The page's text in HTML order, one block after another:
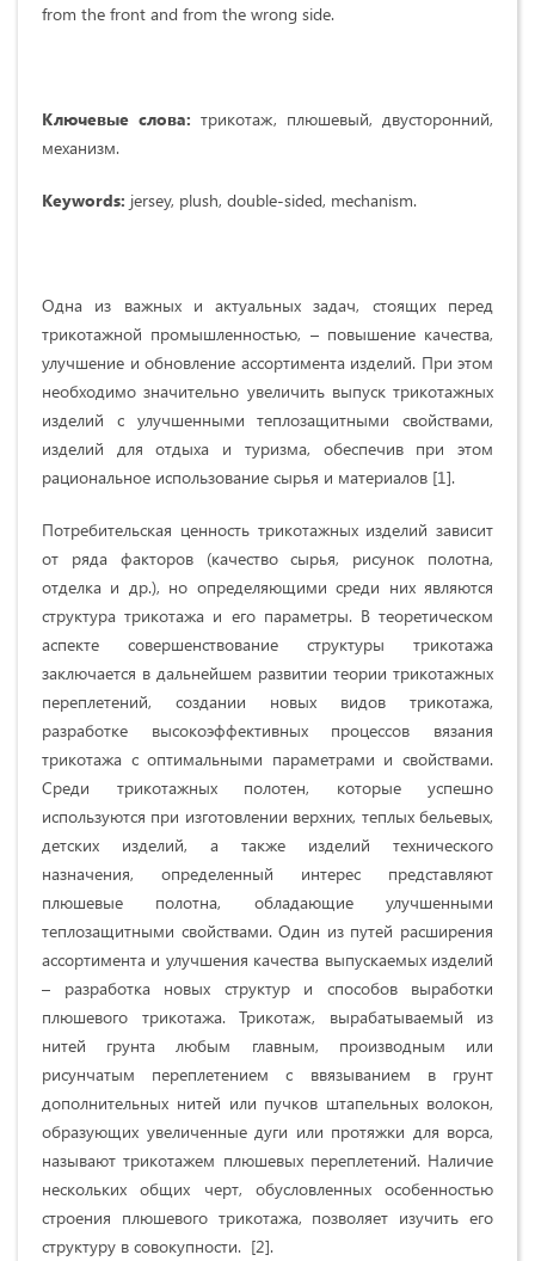
from the front and from the wrong side.
Ключевые слова: трикотаж, плюшевый, двусторонний,
механизм.
Keywords: jersey, plush, double-sided, mechanism.
Одна из важных и актуальных задач, стоящих перед
трикотажной промышленностью, – повышение качества,
улучшение и обновление ассортимента изделий. При этом
необходимо значительно увеличить выпуск трикотажных
изделий с улучшенными теплозащитными свойствами,
изделий для отдыха и туризма, обеспечив при этом
рациональное использование сырья и материалов [1].
Потребительская ценность трикотажных изделий зависит
от ряда факторов (качество сырья, рисунок полотна,
отделка и др.), но определяющими среди них являются
структура трикотажа и его параметры. В теоретическом
аспекте совершенствование структуры трикотажа
заключается в дальнейшем развитии теории трикотажных
переплетений, создании новых видов трикотажа,
разработке высокоэффективных процессов вязания
трикотажа с оптимальными параметрами и свойствами.
Среди трикотажных полотен, которые успешно
используются при изготовлении верхних, теплых бельевых,
детских изделий, а также изделий технического
назначения, определенный интерес представляют
плюшевые полотна, обладающие улучшенными
теплозащитными свойствами. Один из путей расширения
ассортимента и улучшения качества выпускаемых изделий
– разработка новых структур и способов выработки
плюшевого трикотажа. Трикотаж, вырабатываемый из
нитей грунта любым главным, производным или
рисунчатым переплетением с ввязыванием в грунт
дополнительных нитей или пучков штапельных волокон,
образующих увеличенные дуги или протяжки для ворса,
называют трикотажем плюшевых переплетений. Наличие
нескольких общих черт, обусловленных особенностью
строения плюшевого трикотажа, позволяет изучить его
структуру в совокупности. [2].